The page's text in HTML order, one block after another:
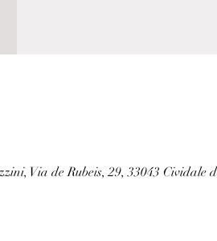
Via de Rubeis, 29, 33043